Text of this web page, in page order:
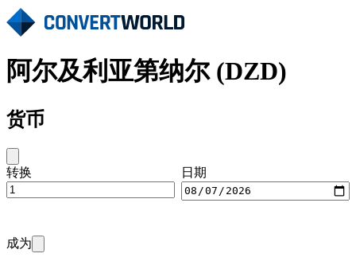
阿尔及利亚第纳尔 (DZD)
货币
转换 日期
成为